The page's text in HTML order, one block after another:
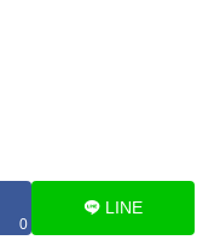
0
LINE